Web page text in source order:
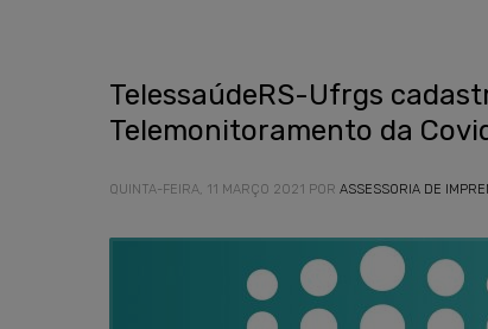
TelessaúdeRS-Ufrgs
Telemonitoramento da
QUINTA-FEIRA, 11 MARÇO 2021 POR ASSESSORIA DE